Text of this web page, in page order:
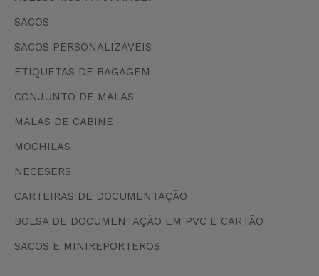
SACOS
SACOS PERSONALIZÁVEIS
ETIQUETAS DE BAGAGEM
CONJUNTO DE MALAS
MALAS DE CABINE
MOCHILAS
NECESERS
CARTEIRAS DE DOCUMENTAÇÃO
BOLSA DE DOCUMENTAÇÃO EM PVC E CARTÃO
SACOS E MINIREPORTEROS